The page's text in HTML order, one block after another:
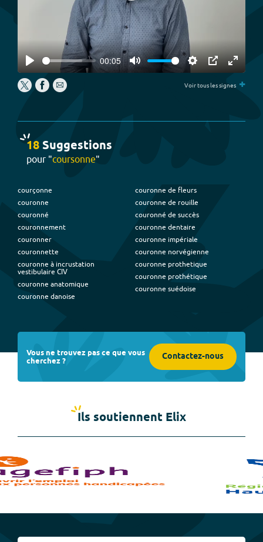
Play
00:05
Mute Settings
PIP
Enter
Voir tous les signes +
18Suggestions
pour "coursonne"
courçonne
couronne
couronné
couronnement
couronner
couronnette
couronne à incrustation
vestibulaire CIV
couronne anatomique
couronne danoise
couronne de fleurs
couronne de rouille
couronné de succès
couronne dentaire
couronne impériale
couronne norvégienne
couronne prothetique
couronne prothétique
couronne suédoise
Vous ne trouvez pas ce que vous
cherchez ? Contactez-nous
Ils soutiennent Elix